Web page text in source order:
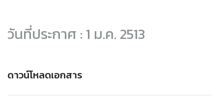
วันที่ประกาศ : 1 ม.ค. 2513
ดาวน์โหลดเอกสาร